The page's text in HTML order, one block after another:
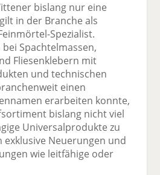
bislang nur eine
in der Branche als
Spezialist.
Spachtelmassen,
Fliesenklebern mit
und technischen
einen
erarbeiten konnte,
bislang nicht viel
Universalprodukte zu
exklusive Neuerungen und
wie leitfähige oder